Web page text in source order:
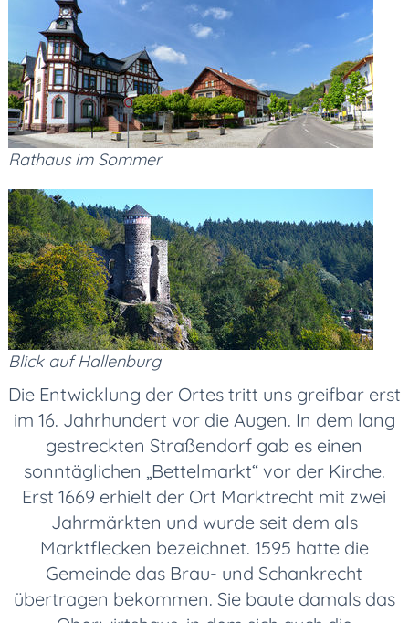
Rathaus im Sommer
Blick auf Hallenburg
Die Entwicklung der Ortes tritt uns greifbar erst
im 16. Jahrhundert vor die Augen. In dem lang
gestreckten Straßendorf gab es einen
sonntäglichen „Bettelmarkt“ vor der Kirche.
Erst 1669 erhielt der Ort Marktrecht mit zwei
Jahrmärkten und wurde seit dem als
Marktflecken bezeichnet. 1595 hatte die
Gemeinde das Brau- und Schankrecht
übertragen bekommen. Sie baute damals das